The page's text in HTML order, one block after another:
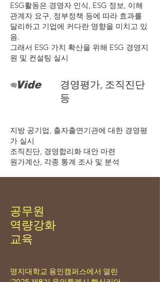
ESG활동은 경영자 인식, ESG 정보, 이해
관계자 요구, 정부정책 등에 따라 효과를
달리하고 기업에 커다란 영향을 미치고 있
음.
그래서 ESG 가치 확산을 위해 ESG 경영지
원 및 컨설팅 실시
경영평가, 조직진단
등
지방 공기업, 출자출연기관에 대한 경영평
가 실시
조직진단, 경영합리화 대안 마련
​원가계산, 각종 통계 조사 및 분석
공무원
역량강화
​교육
명지대학교 용인캠퍼스에서 열린